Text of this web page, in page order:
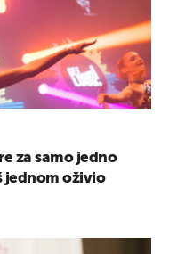
za samo jedno
jednom oživio